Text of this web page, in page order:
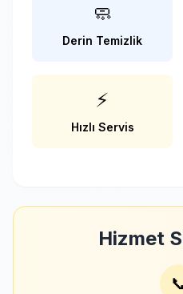
🧼
Derin Temizlik
⚡
Hızlı Servis
Hizmet